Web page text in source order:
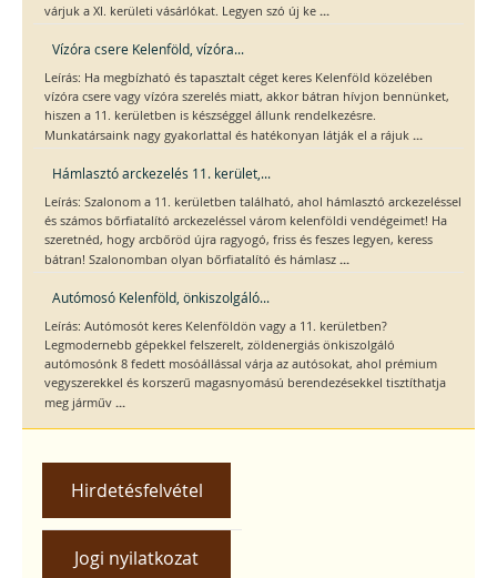
várjuk a XI. kerületi vásárlókat. Legyen szó új ke ...
Vízóra csere Kelenföld, vízóra...
Leírás: Ha megbízható és tapasztalt céget keres Kelenföld közelében
vízóra csere vagy vízóra szerelés miatt, akkor bátran hívjon bennünket,
hiszen a 11. kerületben is készséggel állunk rendelkezésre.
Munkatársaink nagy gyakorlattal és hatékonyan látják el a rájuk ...
Hámlasztó arckezelés 11. kerület,...
Leírás: Szalonom a 11. kerületben található, ahol hámlasztó arckezeléssel
és számos bőrfiatalító arckezeléssel várom kelenföldi vendégeimet! Ha
szeretnéd, hogy arcbőröd újra ragyogó, friss és feszes legyen, keress
bátran! Szalonomban olyan bőrfiatalító és hámlasz ...
Autómosó Kelenföld, önkiszolgáló...
Leírás: Autómosót keres Kelenföldön vagy a 11. kerületben?
Legmodernebb gépekkel felszerelt, zöldenergiás önkiszolgáló
autómosónk 8 fedett mosóállással várja az autósokat, ahol prémium
vegyszerekkel és korszerű magasnyomású berendezésekkel tisztíthatja
meg járműv ...
Hirdetésfelvétel
Jogi nyilatkozat